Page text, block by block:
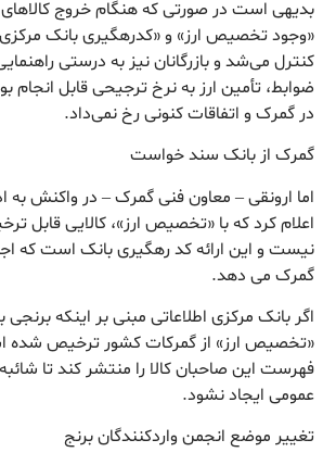
بدیهی است در صورتی که هنگام خروج
«وجود تخصیص ارز» و «کدرهگیری بانک
کنترل می‌شد و بازرگانان نیز به درستی
ضوابط، تأمین ارز به نرخ ترجیحی قابل انجام
در گمرک و اتفاقات کنونی رخ نمی‌داد.
گمرک از بانک سند خواست
اما ارونقی – معاون فنی گمرک – در واکنش به
اعلام کرد که با «تخصیص ارز»، کالایی قابل
نیست و این ارائه کد رهگیری بانک است که
گمرک می دهد.
اگر بانک مرکزی اطلاعاتی مبنی بر اینکه برنجی
«تخصیص ارز» از گمرکات کشور ترخیص شده
فهرست این صاحبان کالا را منتشر کند تا شائبه
عمومی ایجاد نشود.
تغییر موضع انجمن واردکنندگان برنج